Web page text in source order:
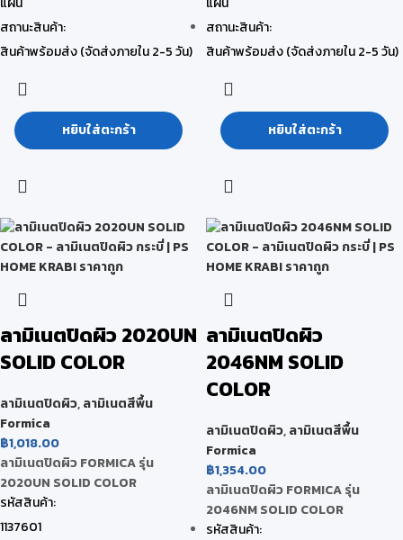
สถานะสินค้า:
สินค้าพร้อมส่ง (จัดส่งภายใน 2-5 วัน)
หยิบใส่ตะกร้า
สถานะสินค้า:
สินค้าพร้อมส่ง (จัดส่งภายใน 2-5 วัน)
หยิบใส่ตะกร้า
ลามิเนตปิดผิว 2020UN
SOLID COLOR
ลามิเนตปิดผิว,ลามิเนตสีพื้น
Formica
฿1,018.00
ลามิเนตปิดผิว FORMICA รุ่น
2020UN SOLID COLOR
รหัสสินค้า:
1137601
ลามิเนตปิดผิว
2046NM SOLID
COLOR
ลามิเนตปิดผิว,ลามิเนตสีพื้น
Formica
฿1,354.00
ลามิเนตปิดผิว FORMICA รุ่น
2046NM SOLID COLOR
รหัสสินค้า: